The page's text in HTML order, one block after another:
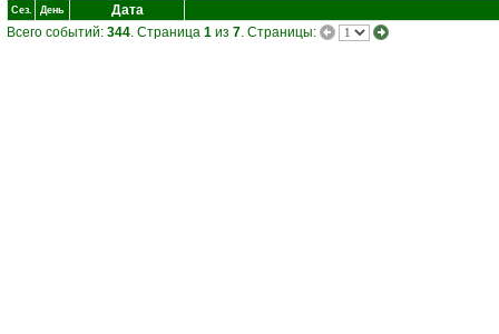
Сез. День
Дата
Всего событий: 344. Страница 1 из 7. Страницы: